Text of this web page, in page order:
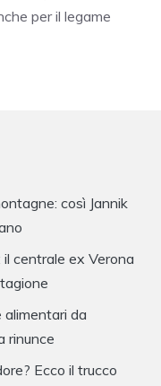
per il legame
così Jannik
il centrale ex Verona
alimentari da
rinunce
Ecco il trucco